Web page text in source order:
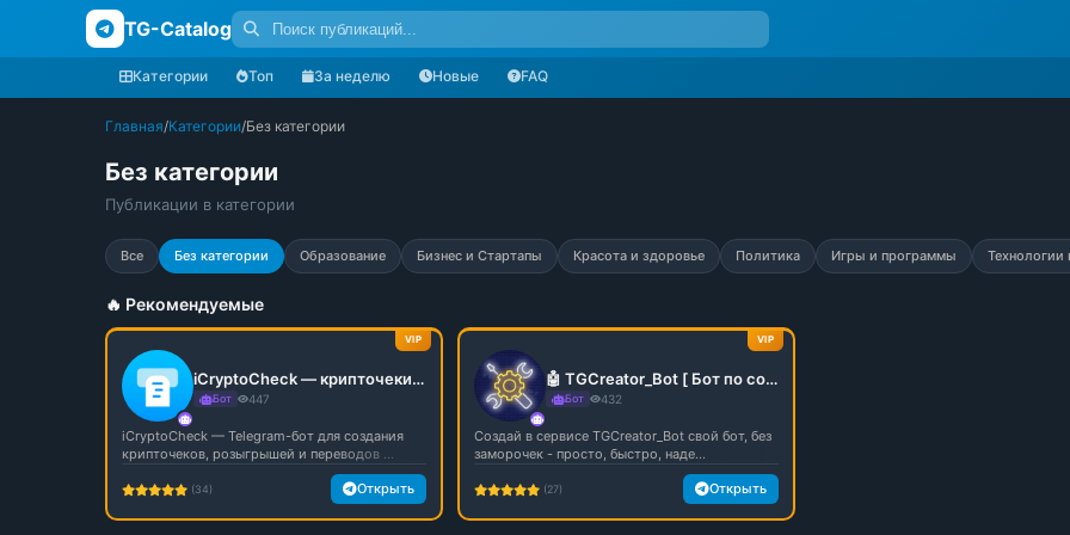
TG-Catalog
Категории Топ За неделю Новые FAQ
Главная/Категории/Без категории
Без категории
Публикации в категории
Все Без категории Образование Бизнес и Стартапы Красота и здоровье Политика Игры и программы Технологии
🔥 Рекомендуемые
VIP
iCryptoCheck — крипточеки, розыгрыши и переводы в Telegram
Бот 447
iCryptoCheck — Telegram-бот для создания
крипточеков, розыгрышей и переводов ...
(34) Открыть
VIP
🤖 TGCreator_Bot [ Бот по созданию ботов]
Бот 432
Создай в сервисе TGCreator_Bot свой бот, без
заморочек - просто, быстро, наде...
(27) Открыть